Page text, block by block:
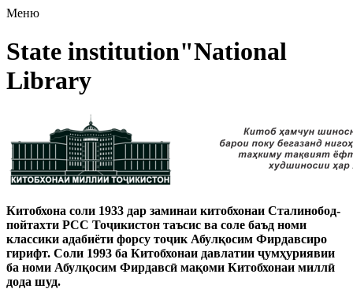
Меню
State institution"National
Library
Китобхона соли 1933 дар заминаи китобхонаи Сталинобод-
пойтахти РСС Тоҷикистон таъсис ва соле баъд номи
классики адабиёти форсу тоҷик Абулқосим Фирдавсиро
гирифт. Соли 1993 ба Китобхонаи давлатии ҷумҳуриявии
ба номи Абулқосим Фирдавсӣ мақоми Китобхонаи миллӣ
дода шуд.